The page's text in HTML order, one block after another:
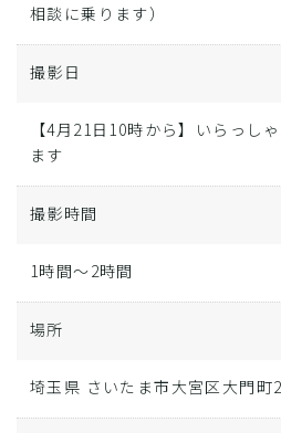
相談に乗ります）
撮影日
【4月21日10時から】いらっし
ます
撮影時間
1時間～2時間
場所
埼玉県 さいたま市大宮区大門町